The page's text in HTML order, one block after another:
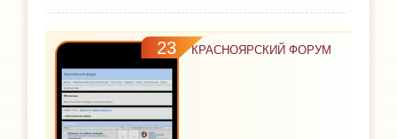
23 КРАСНОЯРСКИЙ ФОРУМ